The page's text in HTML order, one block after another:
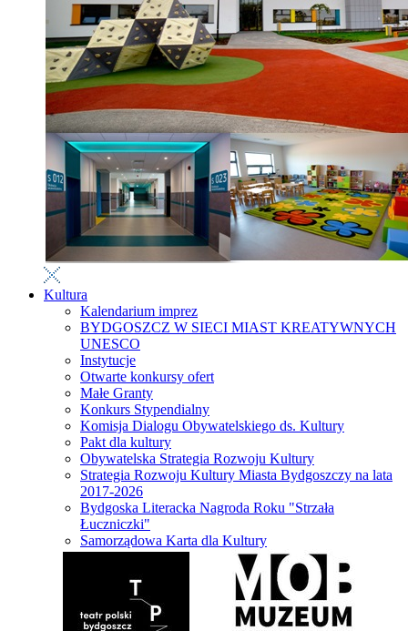
Kultura
Kalendarium imprez
BYDGOSZCZ W SIECI MIAST KREATYWNYCH
UNESCO
Instytucje
Otwarte konkursy ofert
Małe Granty
Konkurs Stypendialny
Komisja Dialogu Obywatelskiego ds. Kultury
Pakt dla kultury
Obywatelska Strategia Rozwoju Kultury
Strategia Rozwoju Kultury Miasta Bydgoszczy na lata
2017-2026
Bydgoska Literacka Nagroda Roku "Strzała
Łuczniczki"
Samorządowa Karta dla Kultury